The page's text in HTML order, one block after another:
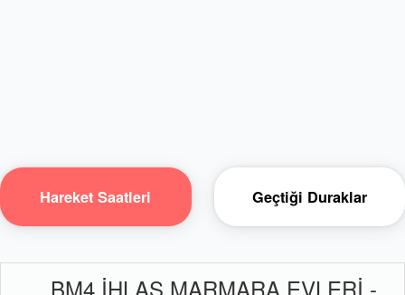
Hareket Saatleri Geçtiği Duraklar
BM4 İHLAS MARMARA EVLERİ -